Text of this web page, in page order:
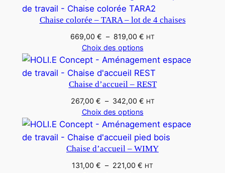
Chaise colorée – TARA – lot de 4 chaises
669,00 € – 819,00 € HT
Choix des options
Chaise d’accueil – REST
267,00 € – 342,00 € HT
Choix des options
Chaise d’accueil – WIMY
131,00 € – 221,00 € HT